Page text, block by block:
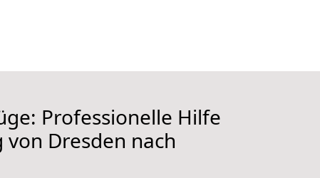
Professionelle Hilfe
Dresden nach